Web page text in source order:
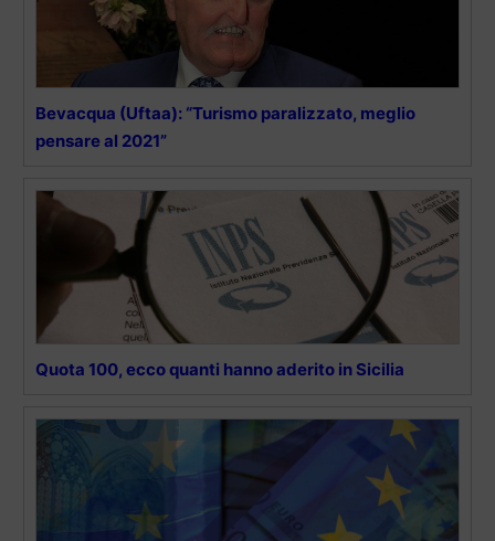
Bevacqua (Uftaa): “Turismo paralizzato, meglio
pensare al 2021”
Quota 100, ecco quanti hanno aderito in Sicilia